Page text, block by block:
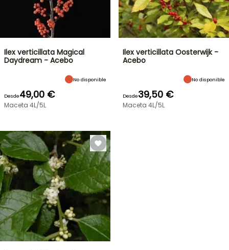
Ilex verticillata Magical
Daydream - Acebo
No disponible
Desde49,00 €
Maceta 4L/5L
Ilex verticillata Oosterwijk -
Acebo
No disponible
Desde39,50 €
Maceta 4L/5L